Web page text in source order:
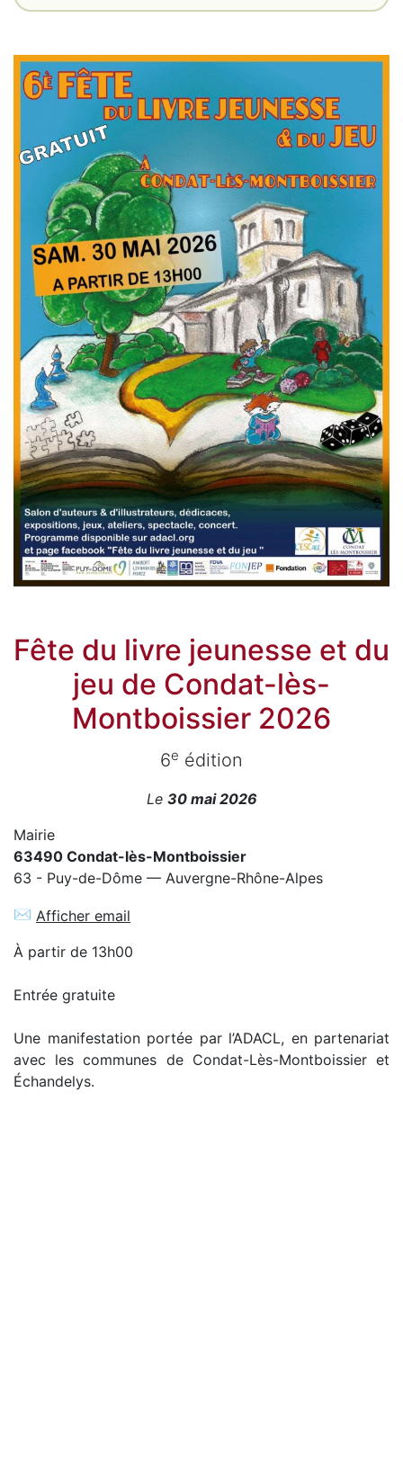
Fête du livre jeunesse et du
jeu de Condat-lès-
Montboissier 2026
6e édition
Le 30 mai 2026
Mairie
63490 Condat-lès-Montboissier
63 - Puy-de-Dôme — Auvergne-Rhône-Alpes
✉ Afficher email
À partir de 13h00
Entrée gratuite
Une manifestation portée par l’ADACL, en partenariat
avec les communes de Condat-Lès-Montboissier et
Échandelys.